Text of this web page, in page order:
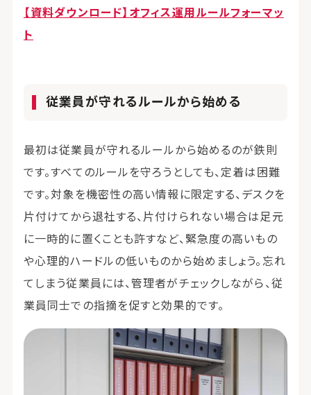
【資料ダウンロード】オフィス運用ルールフォーマッ
ト
従業員が守れるルールから始める
最初は従業員が守れるルールから始めるのが鉄則
です。すべてのルールを守ろうとしても、定着は困難
です。対象を機密性の高い情報に限定する、デスクを
片付けてから退社する、片付けられない場合は足元
に一時的に置くことも許すなど、緊急度の高いもの
や心理的ハードルの低いものから始めましょう。忘れ
てしまう従業員には、管理者がチェックしながら、従
業員同士での指摘を促すと効果的です。